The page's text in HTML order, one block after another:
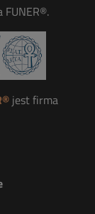
jest firma